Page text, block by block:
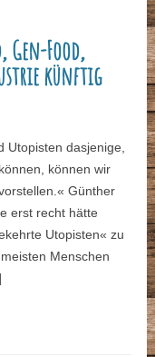
Gen-Food,
künftig
Utopisten dasjenige,
können wir
Günther
erst recht hätte
Utopisten« zu
Menschen